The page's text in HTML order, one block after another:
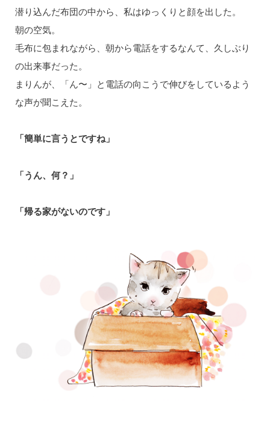
潜り込んだ布団の中から、私はゆっくりと顔を出した。
朝の空気。
毛布に包まれながら、朝から電話をするなんて、久しぶり
の出来事だった。
まりんが、「ん〜」と電話の向こうで伸びをしているよう
な声が聞こえた。
「簡単に言うとですね」
「うん、何？」
「帰る家がないのです」